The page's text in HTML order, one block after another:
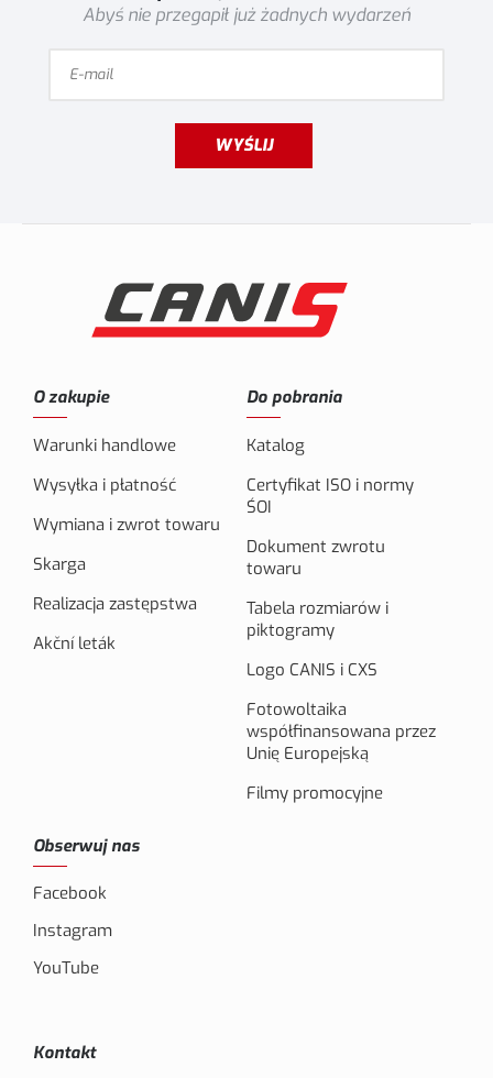
Abyś nie przegapił już żadnych wydarzeń
WYŚLIJ
O zakupie
Warunki handlowe
Wysyłka i płatność
Wymiana i zwrot towaru
Skarga
Realizacja zastępstwa
Akční leták
Do pobrania
Katalog
Certyfikat ISO i normy
ŚOI
Dokument zwrotu
towaru
Tabela rozmiarów i
piktogramy
Logo CANIS i CXS
Fotowoltaika
współfinansowana przez
Unię Europejską
Filmy promocyjne
Obserwuj nas
Facebook
Instagram
YouTube
Kontakt